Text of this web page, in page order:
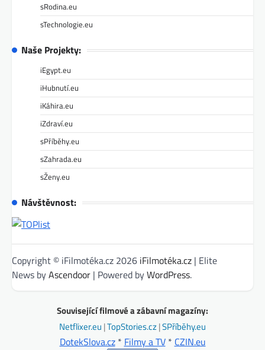
sRodina.eu
sTechnologie.eu
Naše Projekty:
iEgypt.eu
iHubnutí.eu
iKáhira.eu
iZdraví.eu
sPříběhy.eu
sZahrada.eu
sŽeny.eu
Návštěvnost:
Copyright © iFilmotéka.cz 2026 iFilmotéka.cz | Elite
News byAscendoor | Powered byWordPress.
Související filmové a zábavní magazíny:
Netflixer.eu |TopStories.cz|SPříběhy.eu
DotekSlova.cz* Filmy a TV* CZIN.eu